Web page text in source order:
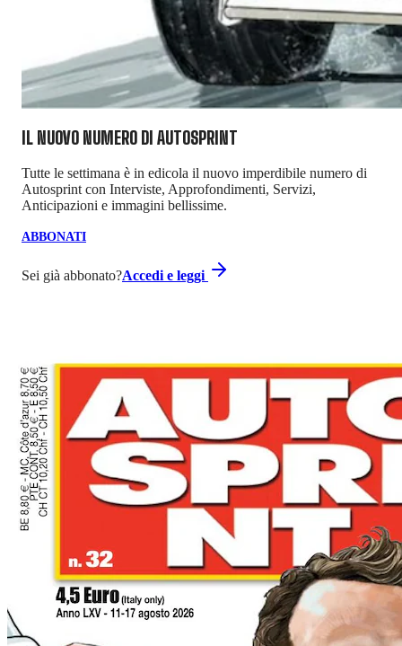
IL NUOVO NUMERO DI AUTOSPRINT
Tutte le settimana è in edicola il nuovo imperdibile numero di
Autosprint con Interviste, Approfondimenti, Servizi,
Anticipazioni e immagini bellissime.
ABBONATI
Sei già abbonato?Accedi e leggi